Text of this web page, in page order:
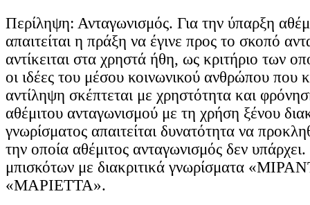
Περίληψη: Ανταγωνισμός. Για την ύπαρξη
απαιτείται η πράξη να έγινε προς το σκοπό
αντίκειται στα χρηστά ήθη, ως κριτήριο των
οι ιδέες του μέσου κοινωνικού ανθρώπου που
αντίληψη σκέπτεται με χρηστότητα και
αθέμιτου ανταγωνισμού με τη χρήση ξένου
γνωρίσματος απαιτείται δυνατότητα να
την οποία αθέμιτος ανταγωνισμός δεν
μπισκότων με διακριτικά γνωρίσματα
«ΜΑΡΙΕΤΤΑ».